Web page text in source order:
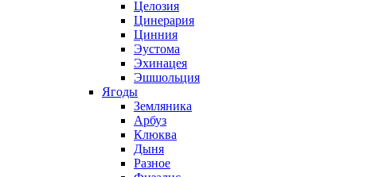
Целозия
Цинерария
Цинния
Эустома
Эхинацея
Эшшольция
Ягоды
Земляника
Арбуз
Клюква
Дыня
Разное